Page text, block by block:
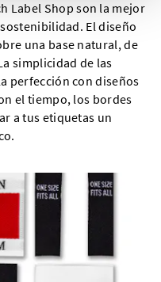
Label Shop son la mejor
El diseño
una base natural, de
simplicidad de las
perfección con diseños
el tiempo, los bordes
a tus etiquetas un